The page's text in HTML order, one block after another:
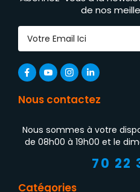
de nos
Nous contactez
Nous sommes à votre
de 08h00 à 19h00 et le
70 22
Catégories